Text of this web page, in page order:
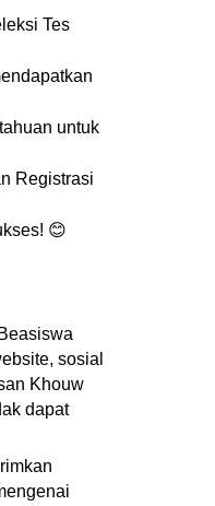
Tes
untuk
Registrasi
😊
sosial
Khouw
dapat